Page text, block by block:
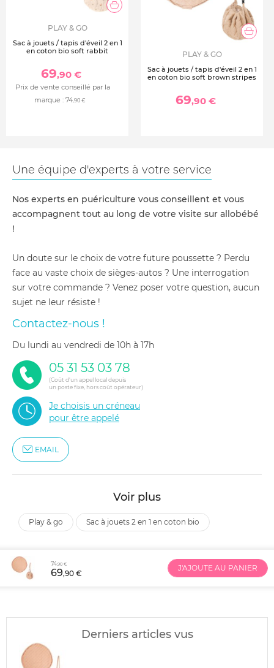
PLAY & GO
Sac à jouets / tapis d'éveil 2 en 1
en coton bio soft rabbit
69,90 €
Prix de vente conseillé par la
marque : 74,90 €
PLAY & GO
Sac à jouets / tapis d'éveil 2 en 1
en coton bio soft brown stripes
69,90 €
Une équipe d'experts à votre service
Nos experts en puériculture vous conseillent et vous
accompagnent tout au long de votre visite sur allobébé
!
Un doute sur le choix de votre future poussette ? Perdu
face au vaste choix de sièges-autos ? Une interrogation
sur votre commande ? Venez poser votre question, aucun
sujet ne leur résiste !
Contactez-nous !
du lundi au vendredi de 10h à 17h
05 31 53 03 78
(Coût d'un appel local depuis
un poste fixe, hors coût opérateur)
Je choisis un créneau
pour être appelé
EMAIL
Voir plus
play & go sac à jouets 2 en 1 en coton bio
74,90 €
69,90 €
J'AJOUTE AU PANIER
Derniers articles vus